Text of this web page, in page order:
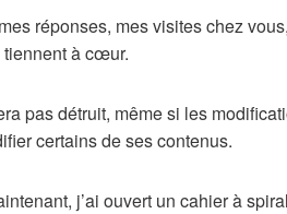
réponses, mes visites chez
à cœur.
pas détruit, même si les
certains de ses contenus.
j’ai ouvert un cahier à